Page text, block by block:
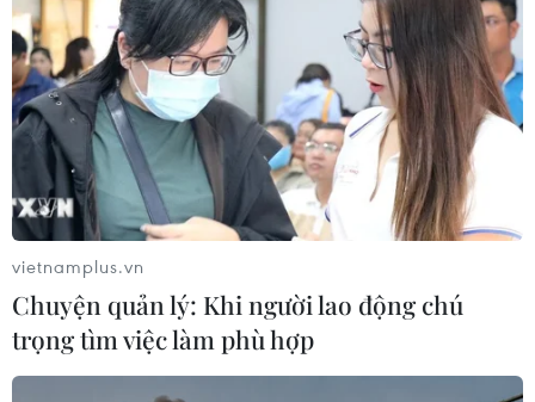
TIN CÙNG CHUYÊN MỤC
vietnamplus.vn
Chuyện quản lý: Khi người lao động chú
trọng tìm việc làm phù hợp